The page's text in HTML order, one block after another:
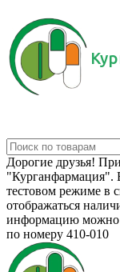
Дорогие друзья!
"Курганфармация".
тестовом режиме в
отображаться
информацию можно
по номеру 410-010